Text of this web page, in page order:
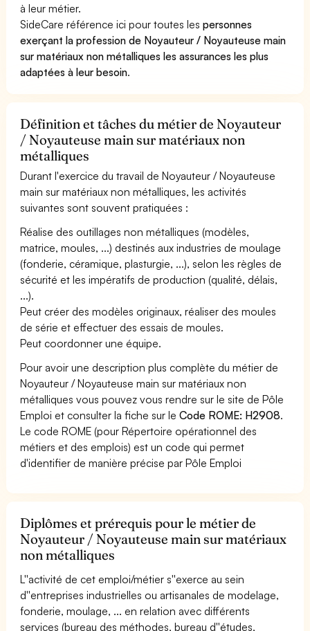
à leur métier.
SideCare référence ici pour toutes lespersonnes
exerçant la profession de Noyauteur / Noyauteuse main
sur matériaux non métalliques les assurances les plus
adaptées à leur besoin.
Définition et tâches du métier de Noyauteur
/ Noyauteuse main sur matériaux non
métalliques
Durant l'exercice du travail de Noyauteur / Noyauteuse
main sur matériaux non métalliques, les activités
suivantes sont souvent pratiquées :
Réalise des outillages non métalliques (modèles,
matrice, moules, ...) destinés aux industries de moulage
(fonderie, céramique, plasturgie, ...), selon les règles de
sécurité et les impératifs de production (qualité, délais,
...).
Peut créer des modèles originaux, réaliser des moules
de série et effectuer des essais de moules.
Peut coordonner une équipe.
Pour avoir une description plus complète du métier de
Noyauteur / Noyauteuse main sur matériaux non
métalliques vous pouvez vous rendre sur le site de Pôle
Emploi et consulter la fiche sur leCode ROME: H2908.
Le code ROME (pour Répertoire opérationnel des
métiers et des emplois) est un code qui permet
d'identifier de manière précise par Pôle Emploi
Diplômes et prérequis pour le métier de
Noyauteur / Noyauteuse main sur matériaux
non métalliques
L''activité de cet emploi/métier s''exerce au sein
d''entreprises industrielles ou artisanales de modelage,
fonderie, moulage, ... en relation avec différents
services (bureau des méthodes, bureau d''études,